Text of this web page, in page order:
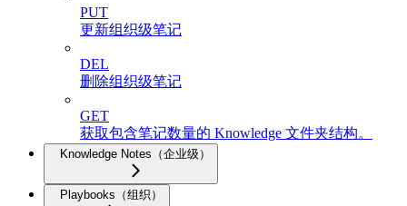
PUT
更新组织级笔记
DEL
删除组织级笔记
GET
获取包含笔记数量的 Knowledge 文件夹结构。
Knowledge Notes（企业级）
Playbooks（组织）